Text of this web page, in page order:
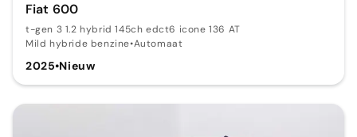
Fiat 600
t-gen 3 1.2 hybrid 145ch edct6 icone 136 AT
Mild hybride benzine•Automaat
2025•Nieuw